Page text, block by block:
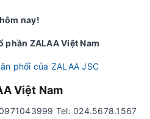
nay!
ZALAA Việt Nam
phối của ZALAA JSC
Việt Nam
Tel: 024.5678.1567